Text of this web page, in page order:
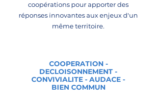
coopérations pour apporter des
réponses innovantes aux enjeux d'un
même territoire.
COOPERATION -
DECLOISONNEMENT -
CONVIVIALITE - AUDACE -
BIEN COMMUN